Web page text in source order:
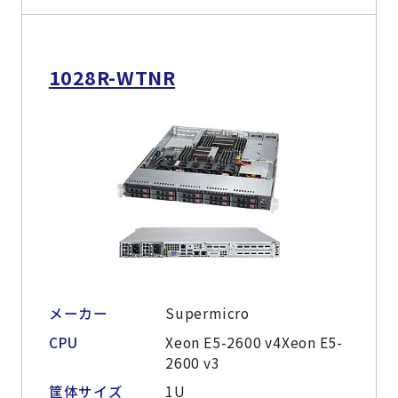
1028R-WTNR
メーカー
Supermicro
CPU
Xeon E5-2600 v4Xeon E5-
2600 v3
筐体サイズ
1U